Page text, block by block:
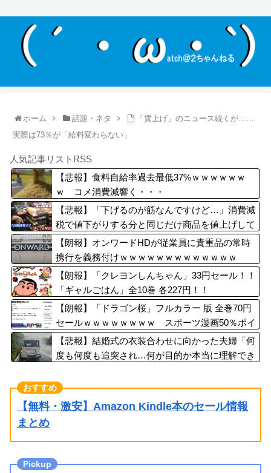
ホーム 話題・ネタ
「賃上げ」のニュース続くが……
実際は73％が「給料変わらない」
人気記事リストRSS
【悲報】食料自給率過去最低37%ｗｗｗｗｗｗ
ｗ コメ消費減響く・・・
【悲報】「下げるのが筋なんですけど…」消費減
税で値下がりする分と同じだけ商品を値上げして
店頭価格を変えない店も…
【朗報】オンワードHDが従業員に貴重品の常時
携行を義務付けｗｗｗｗｗｗｗｗｗｗｗｗｗ
【朗報】「クレヨンしんちゃん」33円セール！！
「ギャルごはん」全10巻 各227円！！
【朗報】「ドラゴン桜」フルカラー 版 全巻70円
セールｗｗｗｗｗｗｗｗ スポーツ漫画50％ポイ
ント還元セール
【悲報】結婚式の衣装合わせに向かった夫婦「何
度も何度も追突され…何が目的か本当に理解でき
【無料・激安】Amazon Kindle本のセール情報
まとめ